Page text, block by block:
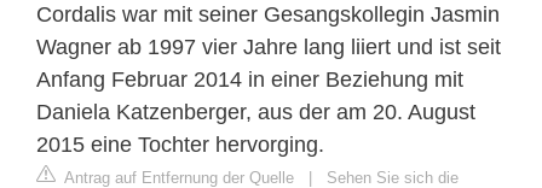
Cordalis war mit seiner Gesangskollegin Jasmin
Wagner ab 1997 vier Jahre lang liiert und ist seit
Anfang Februar 2014 in einer Beziehung mit
Daniela Katzenberger, aus der am 20. August
2015 eine Tochter hervorging.
Antrag auf Entfernung der Quelle | Sehen Sie sich die